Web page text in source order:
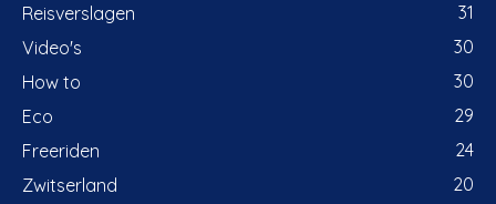
Reisverslagen
31
Video's
30
How to
30
Eco
29
Freeriden
24
Zwitserland
20